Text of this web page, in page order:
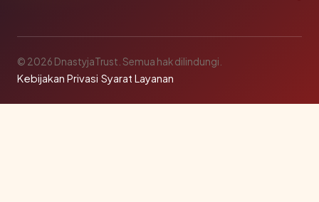
© 2026 DnastyjaTrust. Semua hak dilindungi.
Kebijakan Privasi·Syarat Layanan